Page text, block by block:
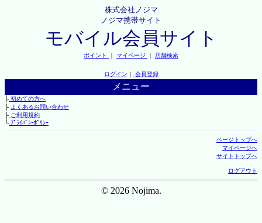
株式会社ノジマ
ノジマ携帯サイト
モバイル会員サイト
ポイント ｜ マイページ ｜ 店舗検索
ログイン ｜ 会員登録
メニュー
├初めての方へ
├ よくあるお問い合わせ
├ご利用規約
└ﾌﾟﾗｲﾊﾞｼｰﾎﾟﾘｼｰ
ページトップへ
マイページへ
サイトトップへ
ログアウト
© 2026 Nojima.